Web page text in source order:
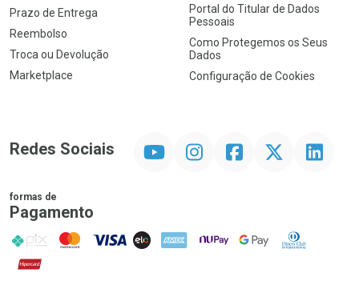
Prazo de Entrega
Reembolso
Troca ou Devolução
Marketplace
Portal do Titular de Dados
Pessoais
Como Protegemos os Seus
Dados
Configuração de Cookies
Redes Sociais InstagramFacebookTwitter Linkedin
formas de
Pagamento
PIX MasterCard
VISA ELO AMEX NuPay Google PayDiners Club
Hipercard